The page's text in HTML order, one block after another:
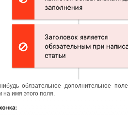
обязательное дополнительное
на имя этого поля.